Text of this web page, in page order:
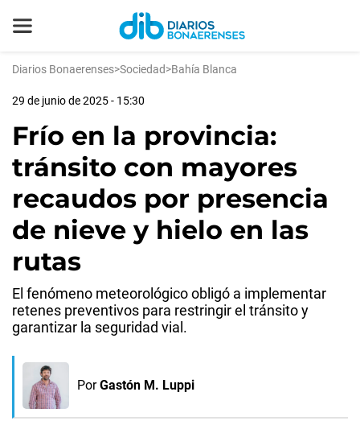
Diarios Bonaerenses>Sociedad>Bahía Blanca
29 de junio de 2025 - 15:30
Frío en la provincia:
tránsito con mayores
recaudos por presencia
de nieve y hielo en las
rutas
El fenómeno meteorológico obligó a implementar
retenes preventivos para restringir el tránsito y
garantizar la seguridad vial.
Por Gastón M. Luppi